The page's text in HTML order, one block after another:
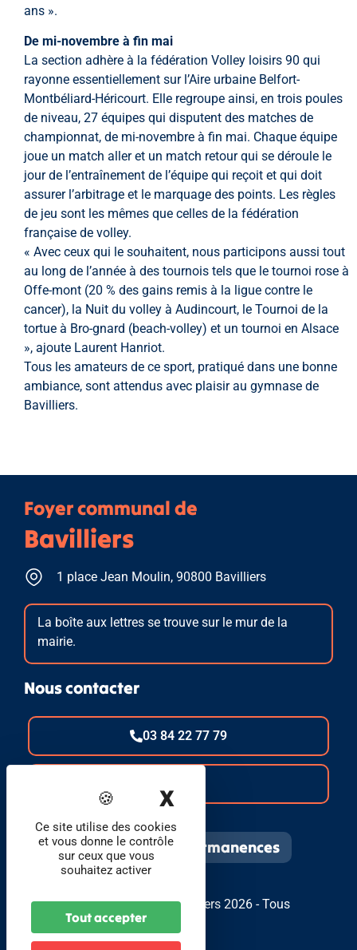
ans ».
De mi-novembre à fin mai
La section adhère à la fédération Volley loisirs 90 qui
rayonne essentiellement sur l’Aire urbaine Belfort-
Montbéliard-Héricourt. Elle regroupe ainsi, en trois poules
de niveau, 27 équipes qui disputent des matches de
championnat, de mi-novembre à fin mai. Chaque équipe
joue un match aller et un match retour qui se déroule le
jour de l’entraînement de l’équipe qui reçoit et qui doit
assurer l’arbitrage et le marquage des points. Les règles
de jeu sont les mêmes que celles de la fédération
française de volley.
« Avec ceux qui le souhaitent, nous participons aussi tout
au long de l’année à des tournois tels que le tournoi rose à
Offe-mont (20 % des gains remis à la ligue contre le
cancer), la Nuit du volley à Audincourt, le Tournoi de la
tortue à Bro-gnard (beach-volley) et un tournoi en Alsace
», ajoute Laurent Hanriot.
Tous les amateurs de ce sport, pratiqué dans une bonne
ambiance, sont attendus avec plaisir au gymnase de
Bavilliers.
Foyer communal de
Bavilliers
1 place Jean Moulin, 90800 Bavilliers
La boîte aux lettres se trouve sur le mur de la
mairie.
Nous contacter
03 84 22 77 79
Infos pratiques et permanences
© Foyer Communal de Bavilliers 2026 - Tous
droits réservés
Ce site utilise des cookies
et vous donne le contrôle
sur ceux que vous
souhaitez activer
Tout accepter
X Masquer le